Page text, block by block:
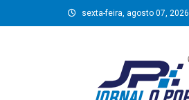
to
sexta-feira, agosto 07, 2026